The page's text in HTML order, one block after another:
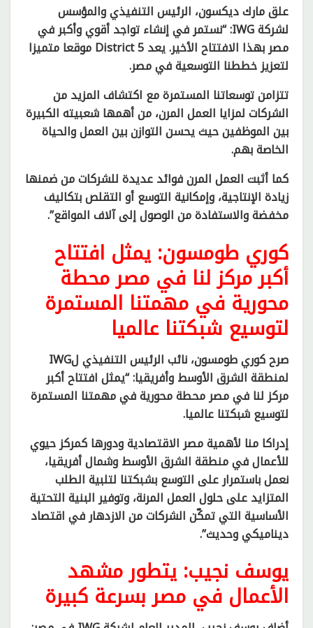
علق مارك ديكسون، الرئيس التنفيذي والمؤسس
لشركة IWG: “نستمر في إنشاء تواجد أقوي وأكبر في
مصر بهذا الافتتاح الأخير. يعد District 5 موقعا متميزا
لتعزيز خططنا التوسعية في مصر.
تتزامن توسعاتنا المستمرة مع اكتشاف المزيد من
الشركات لمزايا العمل المرن، من أهمها شعبيته الكبيرة
بين الموظفين حيث يحسن التوازن بين العمل والحياة
الخاصة بهم.
كما أثبت العمل المرن فوائد عديدة للشركات من ضمنها
زيادة الإنتاجية، وإمكانية التوسع أو التقلص بتكاليف
مخفضة والاستفادة من الوصول إلى آلاف المواقع”.
كوري طومسون: يمثل افتتاح
أكبر مركز لنا في مصر محطة
محورية في مهمتنا المستمرة
لتوسيع شبكتنا عالميا
صرح كوري طومسون، نائب الرئيس التنفيذي لIWG
لمنطقة الشرق الأوسط وأفريقيا: “يمثل افتتاح أكبر
مركز لنا في مصر محطة محورية في مهمتنا المستمرة
لتوسيع شبكتنا عالميا.
إدراكا منا لأهمية مصر الاقتصادية ودورها كمركز حيوي
للأعمال في منطقة الشرق الأوسط وشمال أفريقيا،
نعمل باستمرار على التوسع بشبكتنا لتلبية الطلب
المتزايد على حلول العمل المرنة، وتوفير البنية التحتية
الأساسية التي تمكّن الشركات من الازدهار في اقتصاد
ديناميكي وحديث”.
يوسف نجيب: يتطور مشهد
الأعمال في مصر بسرعة كبيرة